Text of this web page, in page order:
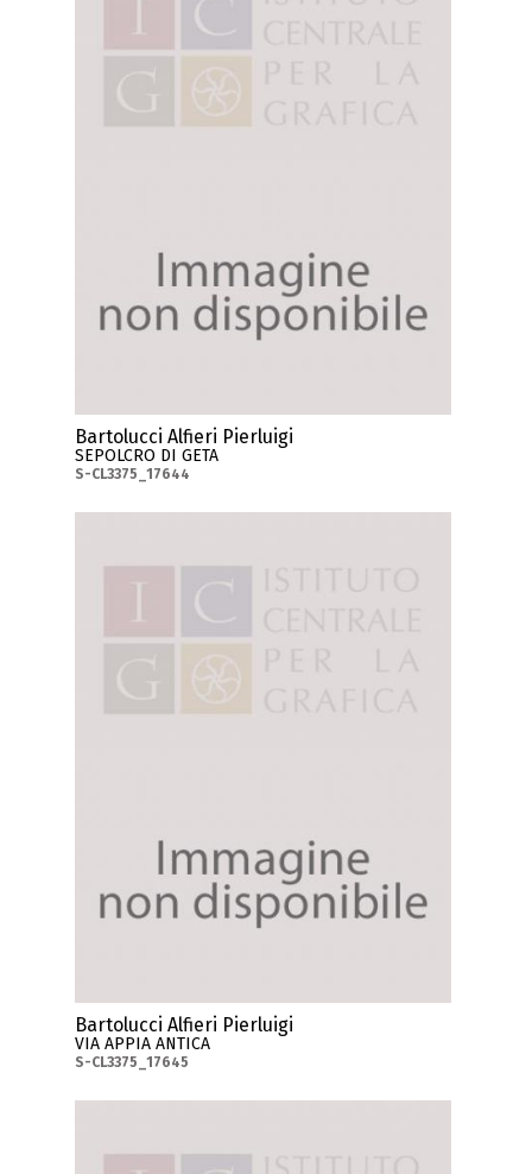
Bartolucci Alfieri Pierluigi
SEPOLCRO DI GETA
S-CL3375_17644
Bartolucci Alfieri Pierluigi
VIA APPIA ANTICA
S-CL3375_17645